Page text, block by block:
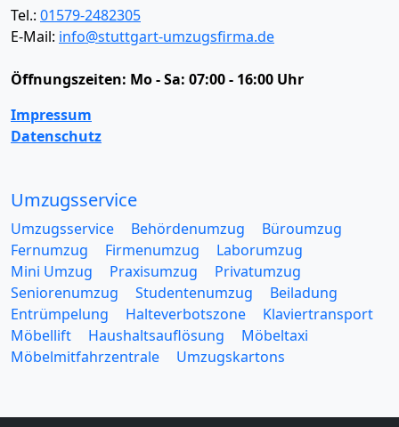
Tel.: 01579-2482305
E-Mail: info@stuttgart-umzugsfirma.de
Öffnungszeiten: Mo - Sa: 07:00 - 16:00 Uhr
Impressum
Datenschutz
Umzugsservice
Umzugsservice Behördenumzug
Büroumzug
Fernumzug
Firmenumzug
Laborumzug
Mini Umzug
Praxisumzug
Privatumzug
Seniorenumzug
Studentenumzug
Beiladung
Entrümpelung
Halteverbotszone
Klaviertransport
Möbellift
Haushaltsauflösung
Möbeltaxi
Möbelmitfahrzentrale
Umzugskartons